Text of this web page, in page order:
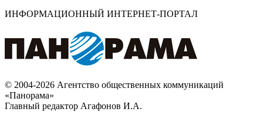
ИНФОРМАЦИОННЫЙ ИНТЕРНЕТ-ПОРТАЛ
© 2004-2026 Агентство общественных коммуникаций
«Панорама»
Главный редактор Агафонов И.А.